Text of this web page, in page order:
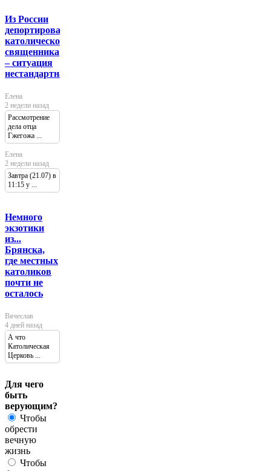
Из России
депортировали
католического
священника
– ситуация
нестандартная
Елена
2 недели назад
Рассмотрение
дела отца
Гжегожа ...
Елена
2 недели назад
Завтра (21.07) в
11:15 у ...
Немного
экзотики
из...
Брянска,
где местных
католиков
почти не
осталось
Вячеслав
4 дней назад
А что
Католическая
Церковь ...
Для чего
быть
верующим?
Чтобы
обрести
вечную
жизнь
Чтобы